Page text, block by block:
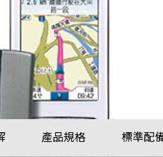
10 (應用程
載)
010-00579-04
產品規格 標準配